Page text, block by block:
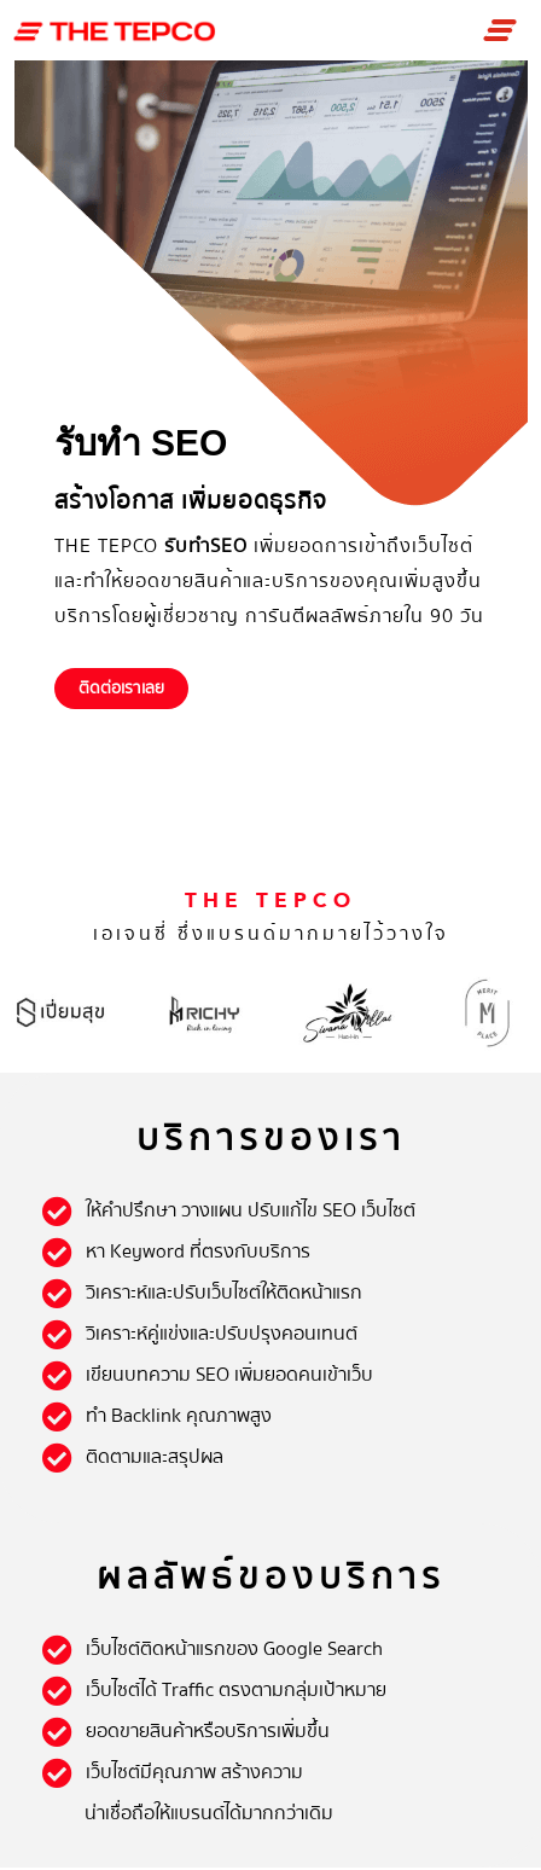
Skip
รับทำ SEO
สร้างโอกาส เพิ่มยอดธุรกิจ
THE TEPCO รับทำSEO เพิ่มยอดการเข้าถึงเว็บไซต์
และทำให้ยอดขายสินค้าและบริการของคุณเพิ่มสูงขึ้น
บริการโดยผู้เชี่ยวชาญ การันตีผลลัพธ์ภายใน 90 วัน
ติดต่อเราเลย
THE TEPCO
เอเจนซี่ ซึ่งแบรนด์มากมายไว้วางใจ
บริการของเรา
ให้คำปรึกษา วางแผน ปรับแก้ไข SEO เว็บไซต์
หา Keyword ที่ตรงกับบริการ
วิเคราะห์และปรับเว็บไซต์ให้ติดหน้าแรก
วิเคราะห์คู่แข่งและปรับปรุงคอนเทนต์
เขียนบทความ SEO เพิ่มยอดคนเข้าเว็บ
ทำ Backlink คุณภาพสูง
ติดตามและสรุปผล
ผลลัพธ์ของบริการ
เว็บไซต์ติดหน้าแรกของ Google Search
เว็บไซต์ได้ Traffic ตรงตามกลุ่มเป้าหมาย
ยอดขายสินค้าหรือบริการเพิ่มขึ้น
เว็บไซต์มีคุณภาพ สร้างความ
น่าเชื่อถือให้แบรนด์ได้มากกว่าเดิม